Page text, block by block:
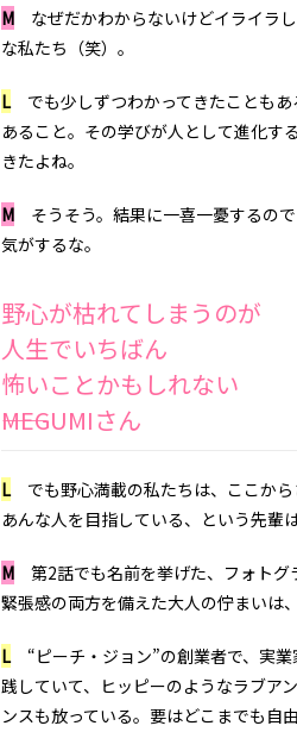
M なぜだかわからないけどイライラ
な私たち（笑）。
Lでも少しずつわかってきたこともあ
あること。その学びが人として進化す
きたよね。
M そうそう。結果に一喜一憂するの
気がするな。
野心が枯れてしまうのが
人生でいちばん
怖いことかもしれない
――MEGUMIさん
Lでも野心満載の私たちは、ここから
あんな人を目指している、という先輩
M 第2話でも名前を挙げた、フォトグ
緊張感の両方を備えた大人の佇まいは
L“ピーチ・ジョン”の創業者で、実業
践していて、ヒッピーのようなラブア
ンスも放っている。要はどこまでも自